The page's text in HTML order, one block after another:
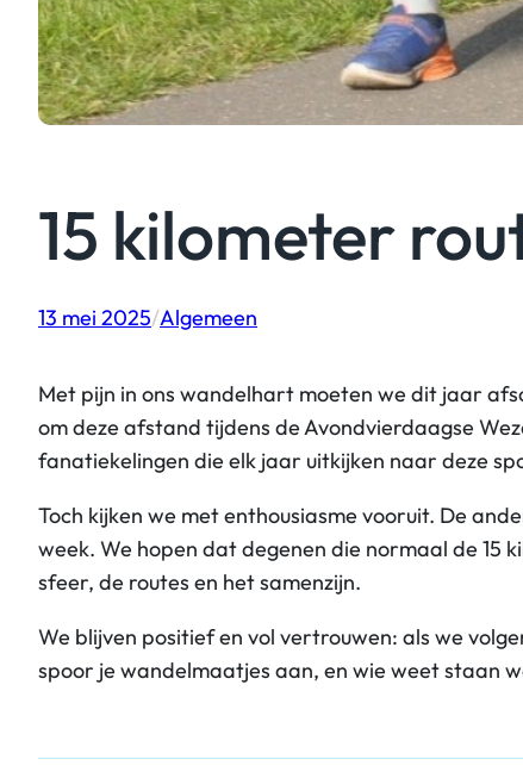
15 kilometer
13 mei 2025/Algemeen
Met pijn in ons wandelhart moeten we dit jaar
om deze afstand tijdens de Avondvierdaagse
fanatiekelingen die elk jaar uitkijken naar deze
Toch kijken we met enthousiasme vooruit. De
week. We hopen dat degenen die normaal de
sfeer, de routes en het samenzijn.
We blijven positief en vol vertrouwen: als we
spoor je wandelmaatjes aan, en wie weet staan